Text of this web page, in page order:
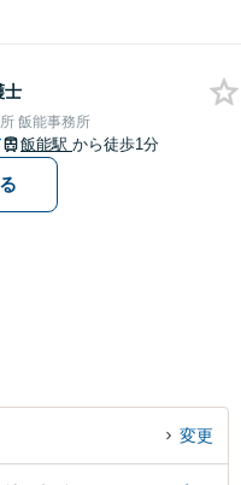
さい。
士
飯能事務所
飯能駅 から徒歩1分
変更